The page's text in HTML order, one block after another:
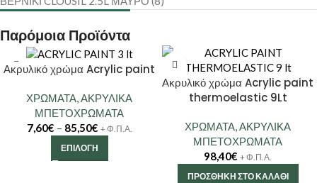
Παρόμοια Προϊόντα
Ακρυλικό χρώμα Acrylic paint
ΧΡΩΜΑΤΑ,ΑΚΡΥΛΙΚΑ
ΜΠΕΤΟΧΡΩΜΑΤΑ
7,60€ – 85,50€ + Φ.Π.Α.
ΕΠΙΛΟΓΉ
Ακρυλικό χρώμα Acrylic paint
thermoelastic 9Lt
ΧΡΩΜΑΤΑ,ΑΚΡΥΛΙΚΑ
ΜΠΕΤΟΧΡΩΜΑΤΑ
98,40€ + Φ.Π.Α.
ΠΡΟΣΘΉΚΗ ΣΤΟ ΚΑΛΆΘΙ